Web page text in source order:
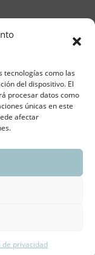
tecnologías como las
del dispositivo. El
procesar datos como
únicas en este
afectar
de privacidad
DE